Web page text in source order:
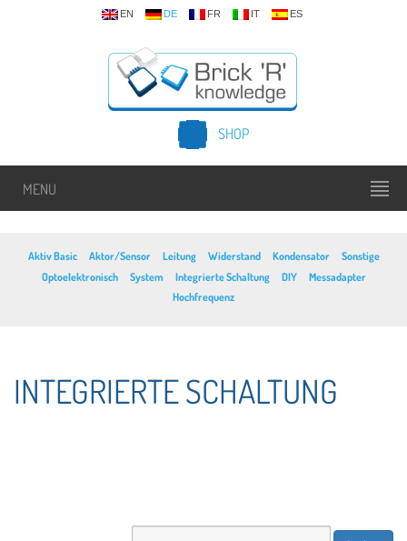
EN DE FR IT ES
SHOP
MENU
Aktiv Basic Aktor/Sensor Leitung Widerstand Kondensator
Sonstige
Optoelektronisch
System Integrierte Schaltung DIY
Messadapter
Hochfrequenz
INTEGRIERTE SCHALTUNG